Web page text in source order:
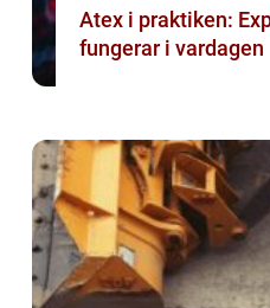
Atex i praktiken:
fungerar i vardagen